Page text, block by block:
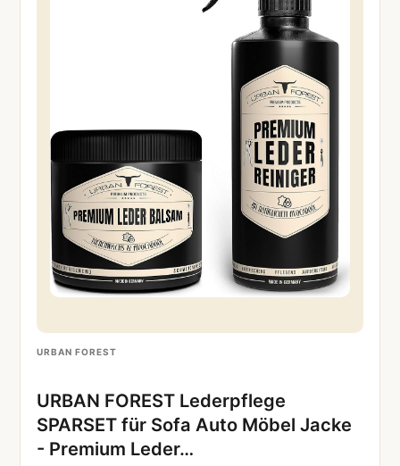
URBAN FOREST
URBAN FOREST Lederpflege
SPARSET für Sofa Auto Möbel Jacke
- Premium Leder…